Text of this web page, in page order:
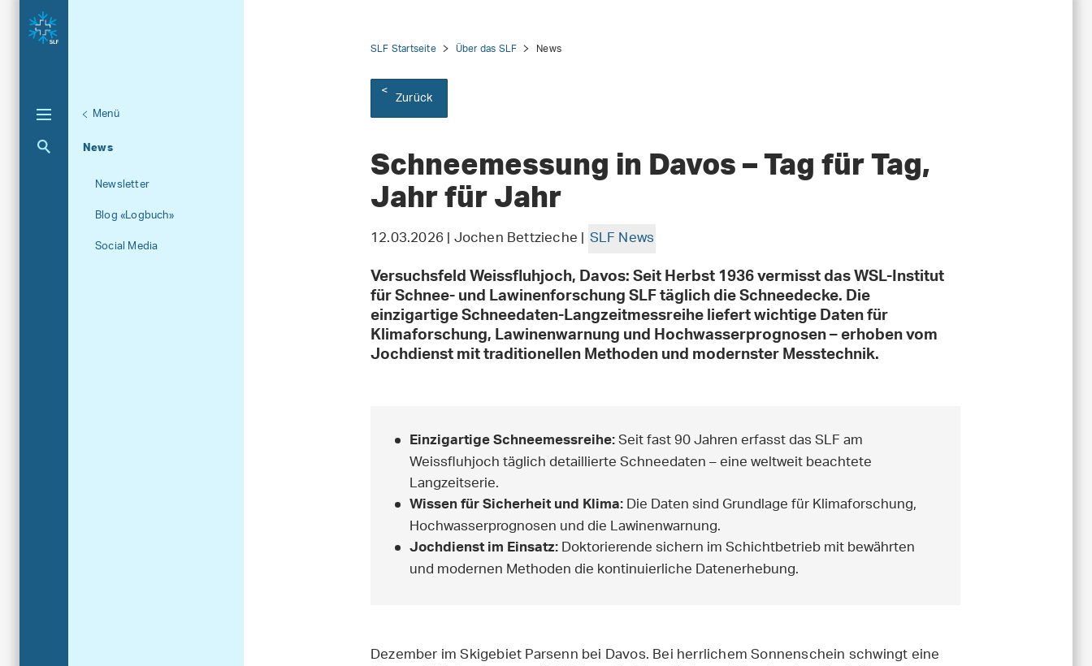
Unternavigation
Menü
News
Aktuelle Navigation
Newsletter
Blog «Logbuch»
Social Media
SLF Startseite Über das SLF News
Zurück
Schneemessung in Davos – Tag für Tag,
Jahr für Jahr
12.03.2026 | Jochen Bettzieche | SLF News
Versuchsfeld Weissfluhjoch, Davos: Seit Herbst 1936 vermisst das WSL-Institut
für Schnee- und Lawinenforschung SLF täglich die Schneedecke. Die
einzigartige Schneedaten-Langzeitmessreihe liefert wichtige Daten für
Klimaforschung, Lawinenwarnung und Hochwasserprognosen – erhoben vom
Jochdienst mit traditionellen Methoden und modernster Messtechnik.
Einzigartige Schneemessreihe:Seit fast 90 Jahren erfasst das SLF am
Weissfluhjoch täglich detaillierte Schneedaten – eine weltweit beachtete
Langzeitserie.
Wissen für Sicherheit und Klima:Die Daten sind Grundlage für Klimaforschung,
Hochwasserprognosen und die Lawinenwarnung.
Jochdienst im Einsatz:Doktorierende sichern im Schichtbetrieb mit bewährten
und modernen Methoden die kontinuierliche Datenerhebung.
Dezember im Skigebiet Parsenn bei Davos. Bei herrlichem Sonnenschein schwingt eine